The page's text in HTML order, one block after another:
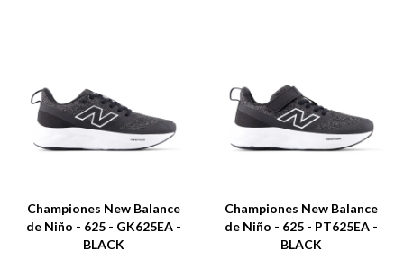
Championes New Balance
de Niño - 625 - GK625EA -
BLACK
Championes New Balance
de Niño - 625 - PT625EA -
BLACK